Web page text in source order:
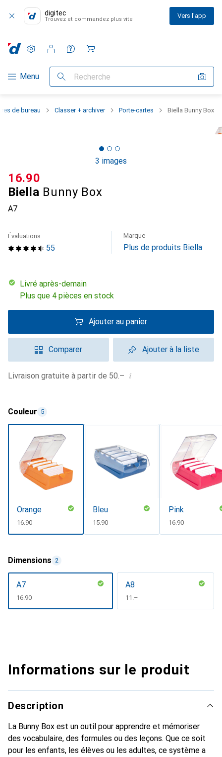
digitec
Trouvez et commandez plus vite Vers l'app
Navigation par catégorie
Menu Recherche
Paramètres
Compte client
Listes de comparaison
Listes d'envies
Panier
de bureau Classer + archiver Porte-cartes Biella Bunny Box
3 images
Biella Bunny Box
A7
CHF
16.90
55
Évaluations Marque
Plus de produits Biella
Livré après-demain
Plus que 4 pièces en stock
Ajouter au panier
Comparer Ajouter à la liste
Livraison gratuite à partir de 50.– i
Couleur 5
Orange
CHF
16.90
Bleu
CHF
15.90
Pink
CHF
16.90
Dimensions 2
A7
CHF
16.90
A8
CHF
11.–
Informations sur le produit
Description
La Bunny Box est un outil pour apprendre et mémoriser
des vocabulaire, des formules ou des leçons. Que ce soit
pour les enfants, les élèves ou les adultes, ce système a